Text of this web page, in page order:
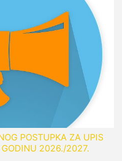
POSTUPKA ZA UPIS
GODINU 2026./2027.